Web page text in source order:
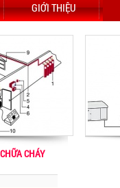
GIỚI THIỆU
CHÁY